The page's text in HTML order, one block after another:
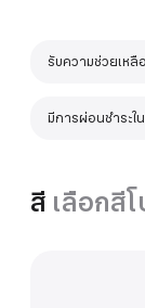
รับความช่วยเหลื
มีการผ่อนชำระใ
(เปิดในหน้าต่างใ
สี เลือกสี